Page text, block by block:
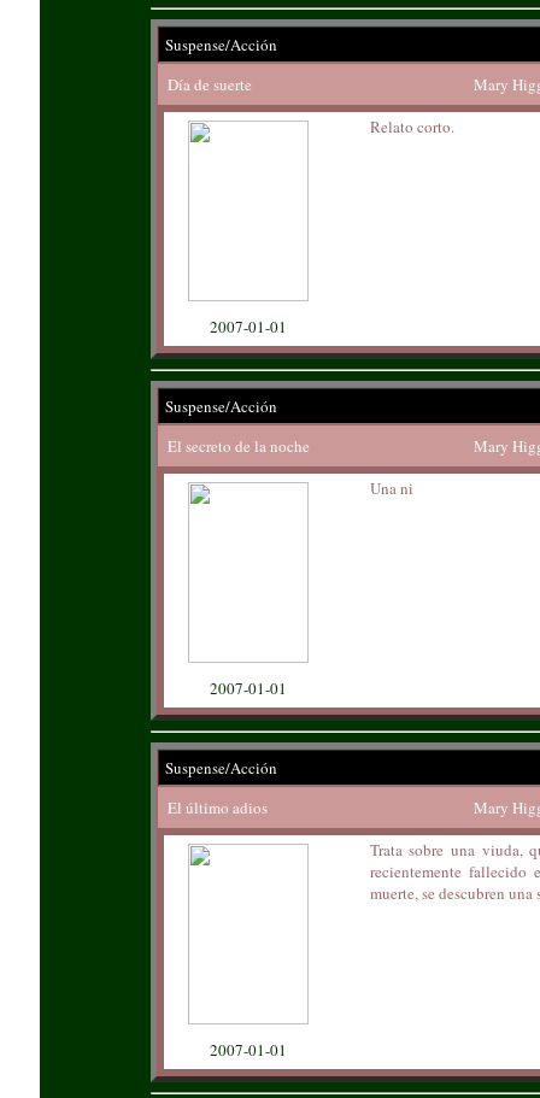
Suspense/Acción
Día de suerte
Mary
2007-01-01
Relato corto.
Suspense/Acción
El secreto de la noche
Mary
2007-01-01
Una ni
Suspense/Acción
El último adios
Mary
2007-01-01
Trata sobre una viuda,
recientemente
muerte, se descubren